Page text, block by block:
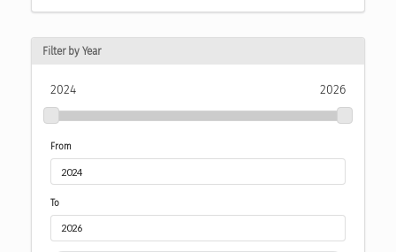
Filter by Year
2024 2026
From
To